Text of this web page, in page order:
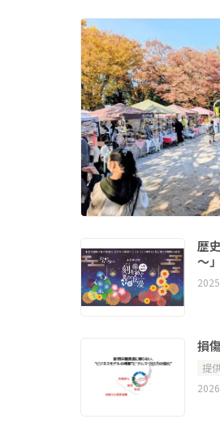
歴
～
損
提